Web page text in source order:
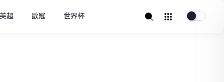
英超 歐冠 世界杯